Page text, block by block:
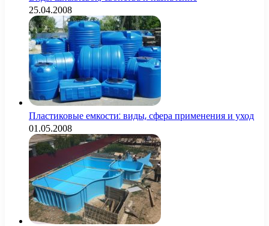
25.04.2008
Пластиковые емкости: виды, сфера применения и уход
01.05.2008